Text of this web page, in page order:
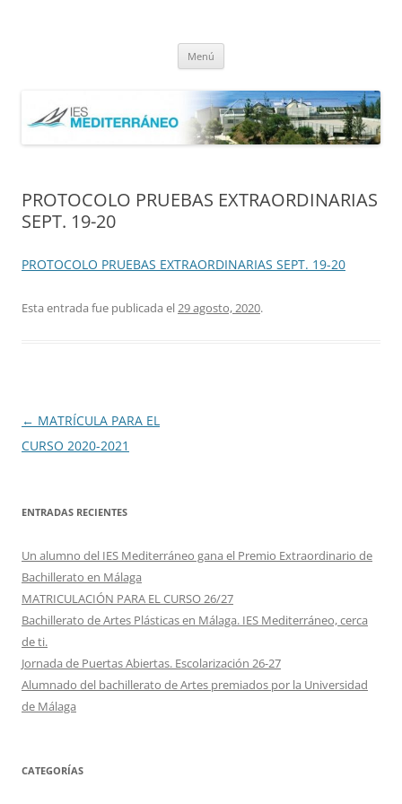
Menú
PROTOCOLO PRUEBAS EXTRAORDINARIAS
SEPT. 19-20
PROTOCOLO PRUEBAS EXTRAORDINARIAS SEPT. 19-20
Esta entrada fue publicada el29 agosto, 2020.
Navegación
de
← MATRÍCULA PARA EL
CURSO 2020-2021
ENTRADAS RECIENTES
Un alumno del IES Mediterráneo gana el Premio Extraordinario de
Bachillerato en Málaga
MATRICULACIÓN PARA EL CURSO 26/27
Bachillerato de Artes Plásticas en Málaga. IES Mediterráneo, cerca
de ti.
Jornada de Puertas Abiertas. Escolarización 26-27
Alumnado del bachillerato de Artes premiados por la Universidad
de Málaga
CATEGORÍAS